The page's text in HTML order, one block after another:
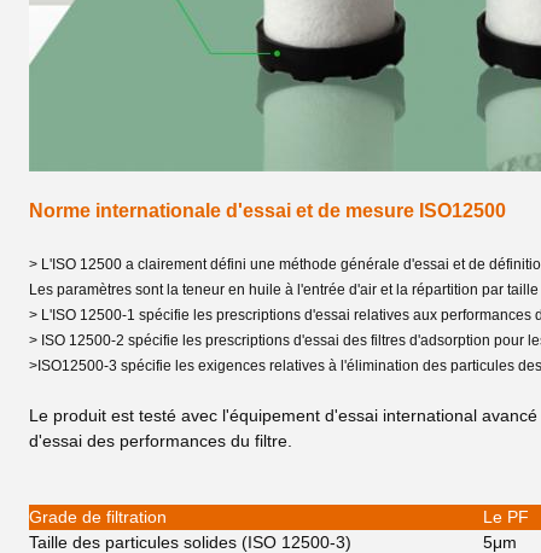
Norme internationale d'essai et de mesure ISO12500
> L'ISO 12500 a clairement défini une méthode générale d'essai et de
Les paramètres sont la teneur en huile à l'entrée d'air et la répartition par
> L'ISO 12500-1 spécifie les prescriptions d'essai relatives aux
> ISO 12500-2 spécifie les prescriptions d'essai des filtres d'adsorption pour
>ISO12500-3 spécifie les exigences relatives à l'élimination des particules
Le produit est testé avec l'équipement d'essai international
d'essai des performances du filtre.
Grade de filtration
Le PF
Taille des particules solides (ISO 12500-3)
5μm